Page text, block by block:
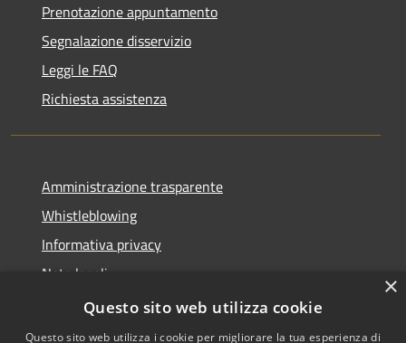
Prenotazione appuntamento
Segnalazione disservizio
Leggi le FAQ
Richiesta assistenza
Amministrazione trasparente
Whistleblowing
Informativa privacy
Note legali
Dichiarazione di accessibilità
×
Questo sito web utilizza cookie
Questo sito web utilizza i cookie per migliorare la tua esperienza di